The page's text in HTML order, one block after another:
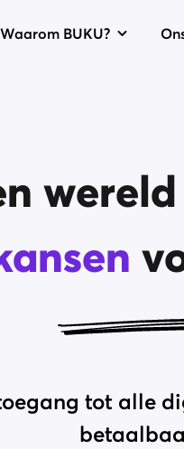
Waarom BUKU?
tot alle